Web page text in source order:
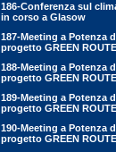
186-Conferenza sul
in corso a Glasow
187-Meeting a Potenza
progetto GREEN
188-Meeting a Potenza
progetto GREEN
189-Meeting a Potenza
progetto GREEN
190-Meeting a Potenza
progetto GREEN